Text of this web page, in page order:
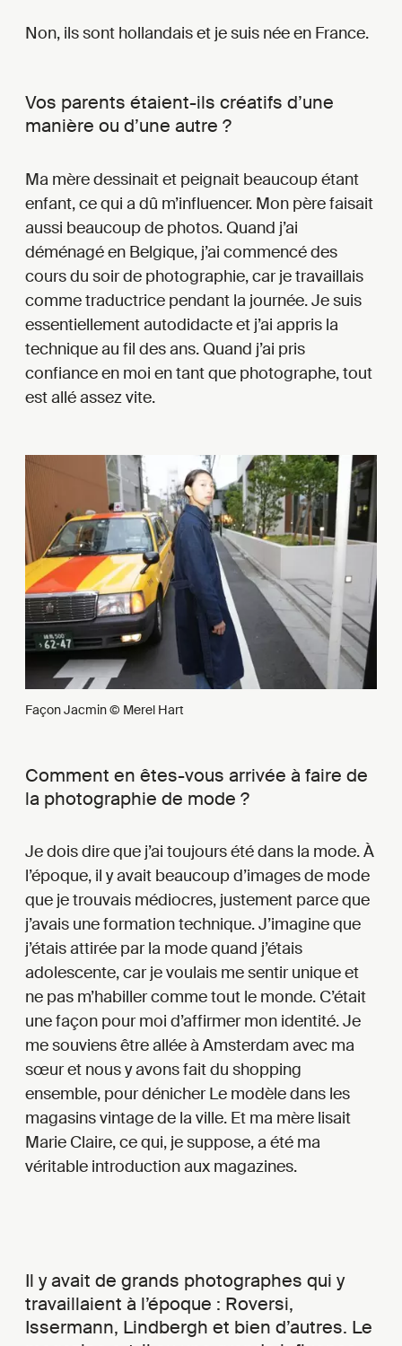
Non, ils sont hollandais et je suis née en France.
Vos parents étaient-ils créatifs d’une
manière ou d’une autre ?
Ma mère dessinait et peignait beaucoup étant
enfant, ce qui a dû m’influencer. Mon père faisait
aussi beaucoup de photos. Quand j’ai
déménagé en Belgique, j’ai commencé des
cours du soir de photographie, car je travaillais
comme traductrice pendant la journée. Je suis
essentiellement autodidacte et j’ai appris la
technique au fil des ans. Quand j’ai pris
confiance en moi en tant que photographe, tout
est allé assez vite.
Façon Jacmin © Merel Hart
Comment en êtes-vous arrivée à faire de
la photographie de mode ?
Je dois dire que j’ai toujours été dans la mode. À
l’époque, il y avait beaucoup d’images de mode
que je trouvais médiocres, justement parce que
j’avais une formation technique. J’imagine que
j’étais attirée par la mode quand j’étais
adolescente, car je voulais me sentir unique et
ne pas m’habiller comme tout le monde. C’était
une façon pour moi d’affirmer mon identité. Je
me souviens être allée à Amsterdam avec ma
sœur et nous y avons fait du shopping
ensemble, pour dénicher Le modèle dans les
magasins vintage de la ville. Et ma mère lisait
Marie Claire, ce qui, je suppose, a été ma
véritable introduction aux magazines.
Il y avait de grands photographes qui y
travaillaient à l’époque : Roversi,
Issermann, Lindbergh et bien d’autres. Le